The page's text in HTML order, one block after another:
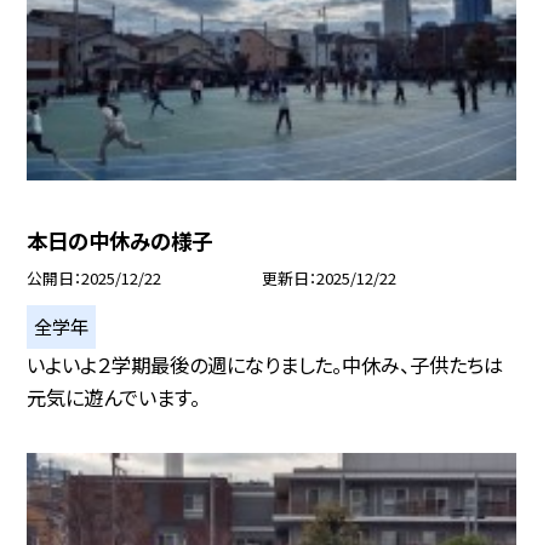
本日の中休みの様子
公開日 2025/12/22 更新日 2025/12/22
全学年
いよいよ２学期最後の週になりました。中休み、子供たちは
元気に遊んでいます。